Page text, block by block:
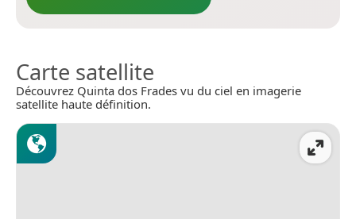
Carte satellite
Découvrez Quinta dos Frades vu du ciel en imagerie
satellite haute définition.